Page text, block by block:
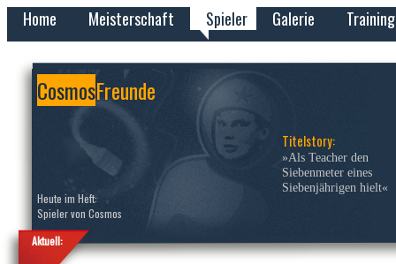
Home Meisterschaft Spieler Galerie Training
CosmosFreunde
Heute im Heft:
Spieler von Cosmos
Titelstory:
»Als Teacher den
Siebenmeter eines
Siebenjährigen hielt«
Aktuell: